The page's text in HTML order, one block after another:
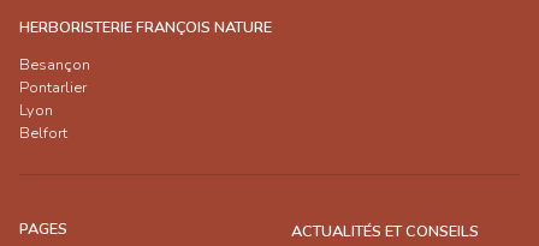
HERBORISTERIE FRANÇOIS NATURE
Besançon
Pontarlier
Lyon
Belfort
PAGES
ACTUALITÉS ET CONSEILS